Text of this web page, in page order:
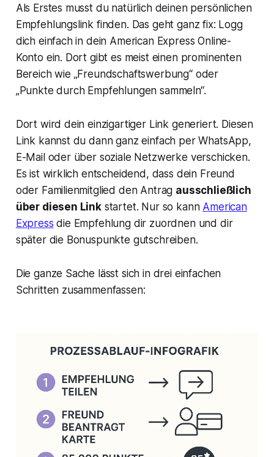
Als Erstes musst du natürlich deinen persönlichen
Empfehlungslink finden. Das geht ganz fix: Logg
dich einfach in dein American Express Online-
Konto ein. Dort gibt es meist einen prominenten
Bereich wie „Freundschaftswerbung“ oder
„Punkte durch Empfehlungen sammeln“.
Dort wird dein einzigartiger Link generiert. Diesen
Link kannst du dann ganz einfach per WhatsApp,
E-Mail oder über soziale Netzwerke verschicken.
Es ist wirklich entscheidend, dass dein Freund
oder Familienmitglied den Antrag ausschließlich
über diesen Linkstartet. Nur so kann American
Express die Empfehlung dir zuordnen und dir
später die Bonuspunkte gutschreiben.
Die ganze Sache lässt sich in drei einfachen
Schritten zusammenfassen: